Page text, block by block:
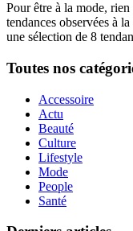
Pour être à la mode,
tendances observées à
une sélection de 8
Toutes nos
Accessoire
Actu
Beauté
Culture
Lifestyle
Mode
People
Santé